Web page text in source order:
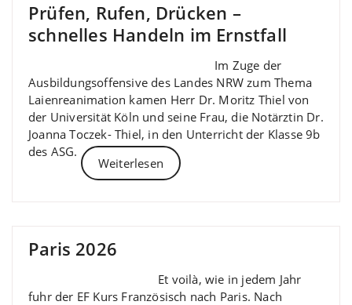
Prüfen, Rufen, Drücken –
schnelles Handeln im Ernstfall
Im Zuge der
Ausbildungsoffensive des Landes NRW zum Thema
Laienreanimation kamen Herr Dr. Moritz Thiel von
der Universität Köln und seine Frau, die Notärztin Dr.
Joanna Toczek- Thiel, in den Unterricht der Klasse 9b
des ASG.
Weiterlesen
Paris 2026
Et voilà, wie in jedem Jahr
fuhr der EF Kurs Französisch nach Paris. Nach